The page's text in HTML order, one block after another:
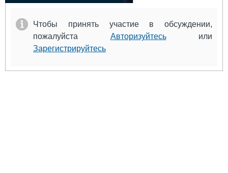
Чтобы принять участие в обсуждении,
пожалуйста Авторизуйтесьили
Зарегистрируйтесь